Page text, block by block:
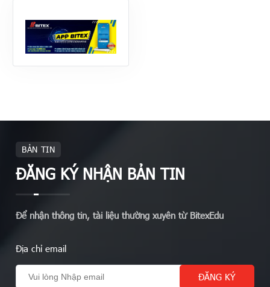
BẢN TIN
ĐĂNG KÝ NHẬN BẢN TIN
Để nhận thông tin, tài liệu thường xuyên từ BitexEdu
Địa chỉ email